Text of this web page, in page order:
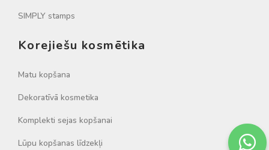
SIMPLY stamps
Korejiešu kosmētika
Matu kopšana
Dekoratīvā kosmetika
Komplekti sejas kopšanai
Lūpu kopšanas līdzekļi